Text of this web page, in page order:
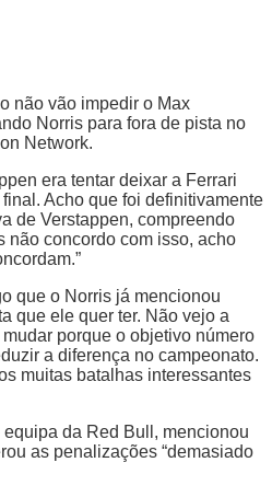
não vão impedir o Max
Norris para fora de pista no
Network.
era tentar deixar a Ferrari
Acho que foi definitivamente
de Verstappen, compreendo
não concordo com isso, acho
que o Norris já mencionou
que ele quer ter. Não vejo a
porque o objetivo número
a diferença no campeonato.
muitas batalhas interessantes
da Red Bull, mencionou
as penalizações “demasiado